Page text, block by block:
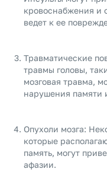
кровоснабжения и
ведет к ее
Травматические
травмы головы,
мозговая травма,
нарушения памяти
Опухоли мозга:
которые
память, могут
афазии.